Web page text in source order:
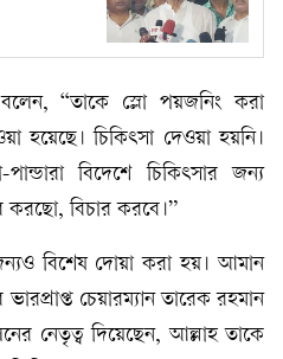
“তাকে স্লো পয়জনিং করা
হয়েছে। চিকিৎসা দেওয়া হয়নি।
বিদেশে চিকিৎসার জন্য
করছো, বিচার করবে।”
বিশেষ দোয়া করা হয়। আমান
চেয়ারম্যান তারেক রহমান
নেতৃত্ব দিয়েছেন, আল্লাহ তাকে